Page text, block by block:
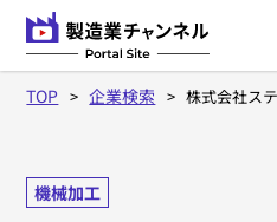
TOP 企業検索 株式会社ス
機械加工